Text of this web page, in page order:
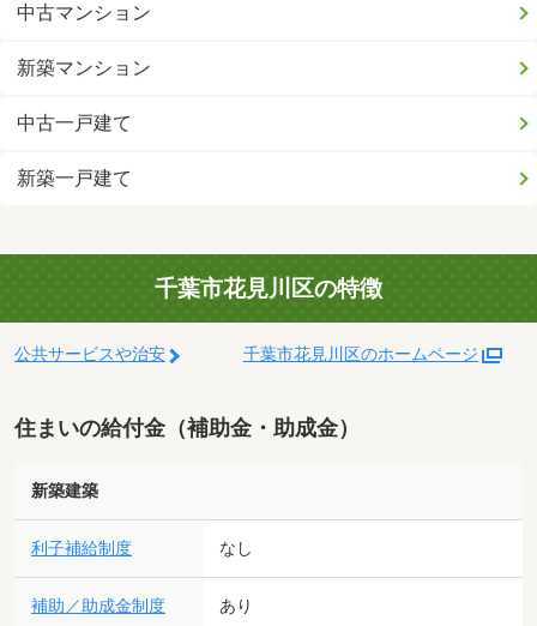
中古マンション
新築マンション
中古一戸建て
新築一戸建て
千葉市花見川区の特徴
公共サービスや治安 千葉市花見川区のホームページ
住まいの給付金（補助金・助成金）
新築建築
利子補給制度 なし
補助／助成金制度 あり